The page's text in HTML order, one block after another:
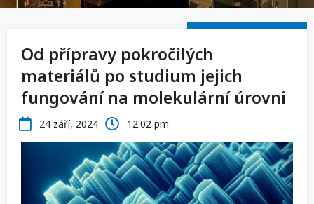
Od přípravy pokročilých
materiálů po studium jejich
fungování na molekulární úrovni
24 září, 2024 12:02 pm